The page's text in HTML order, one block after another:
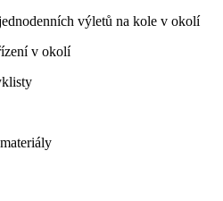
výletů na kole v okolí
v okolí